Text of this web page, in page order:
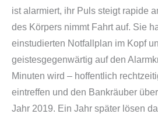
ist alarmiert, ihr Puls steigt rapide
des Körpers nimmt Fahrt auf. Sie
einstudierten Notfallplan im Kopf
geistesgegenwärtig auf den
Minuten wird – hoffentlich
eintreffen und den Bankräuber
Jahr 2019. Ein Jahr später lösen